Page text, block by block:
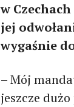
w
jej
wygaśnie
– Mój
jeszcze